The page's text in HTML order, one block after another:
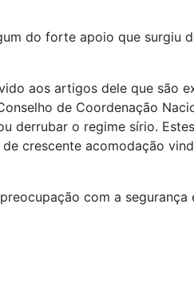
do forte apoio que surgiu
aos artigos dele que são
de Coordenação
derrubar o regime sírio.
crescente acomodação
com a